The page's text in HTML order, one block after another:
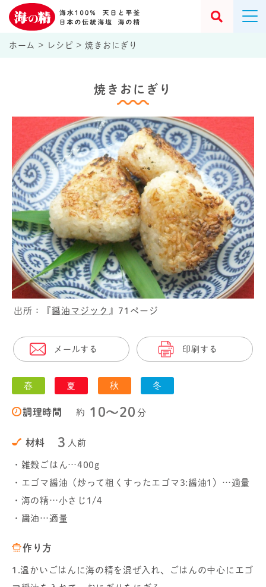
ホーム > レシピ >焼きおにぎり
焼きおにぎり
出所：『 醤油マジック 』71ページ
メールする 印刷する
春 夏 秋 冬
調理時間 約 10〜20 分
材料 3 人前
・雑穀ごはん…400g
・エゴマ醤油（炒って粗くすったエゴマ3:醤油1）…適量
・海の精…小さじ1/4
・醤油…適量
作り方
1.温かいごはんに海の精を混ぜ入れ、ごはんの中心にエゴ